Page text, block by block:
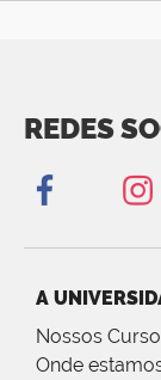
REDES
A
Nossos
Onde